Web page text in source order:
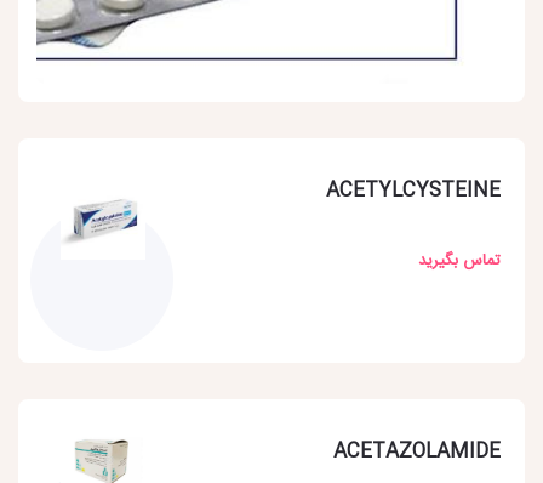
ACETYLCYSTEINE
تماس بگیرید
ACETAZOLAMIDE